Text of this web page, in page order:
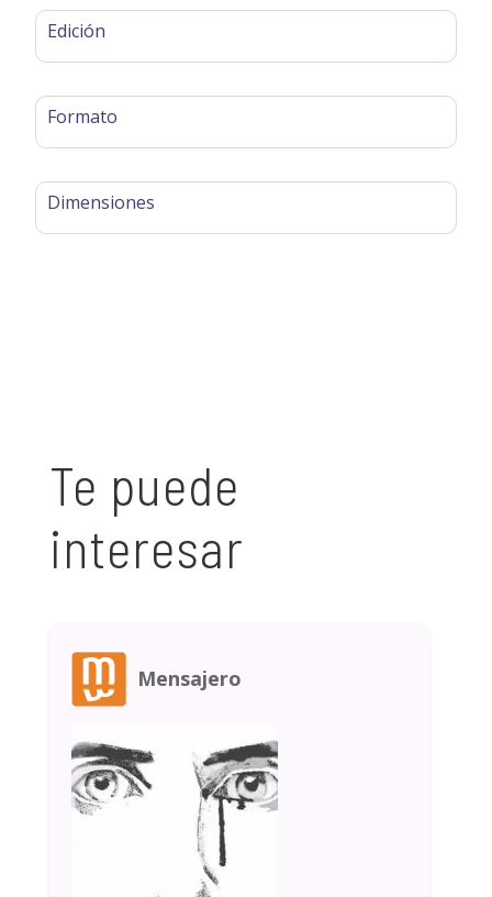
Edición
Formato
Dimensiones
Te puede
interesar
Mensajero